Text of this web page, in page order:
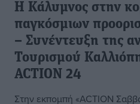
Η Κάλυμνος στην
παγκόσμιων
– Συνέντευξη της
Τουρισμού
ACTION 24
Στην εκπομπή «ACTION